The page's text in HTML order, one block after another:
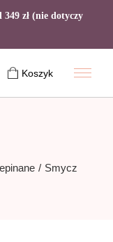
zł (nie dotyczy
Koszyk
Smycz